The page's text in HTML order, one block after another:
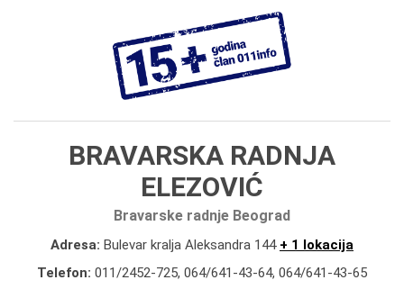
BRAVARSKA RADNJA
ELEZOVIĆ
Bravarske radnje Beograd
Adresa: Bulevar kralja Aleksandra 144 + 1 lokacija
Telefon: 011/2452-725, 064/641-43-64, 064/641-43-65